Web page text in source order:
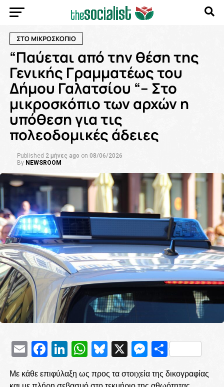
ΣΤΟ ΜΙΚΡΟΣΚΟΠΙΟ
“Παύεται από την θέση της
Γενικής Γραμματέως του
Δήμου Γαλατσίου “– Στο
μικροσκόπιο των αρχών η
υπόθεση για τις
πολεοδομικές άδειες
Published 2 μήνες ago on 08/06/2026
By NEWSROOM
EmailFacebook
LinkedIn
WhatsApp
Bluesky
X
Με κάθε επιφύλαξη ως προς τα στοιχεία της δικογραφίας